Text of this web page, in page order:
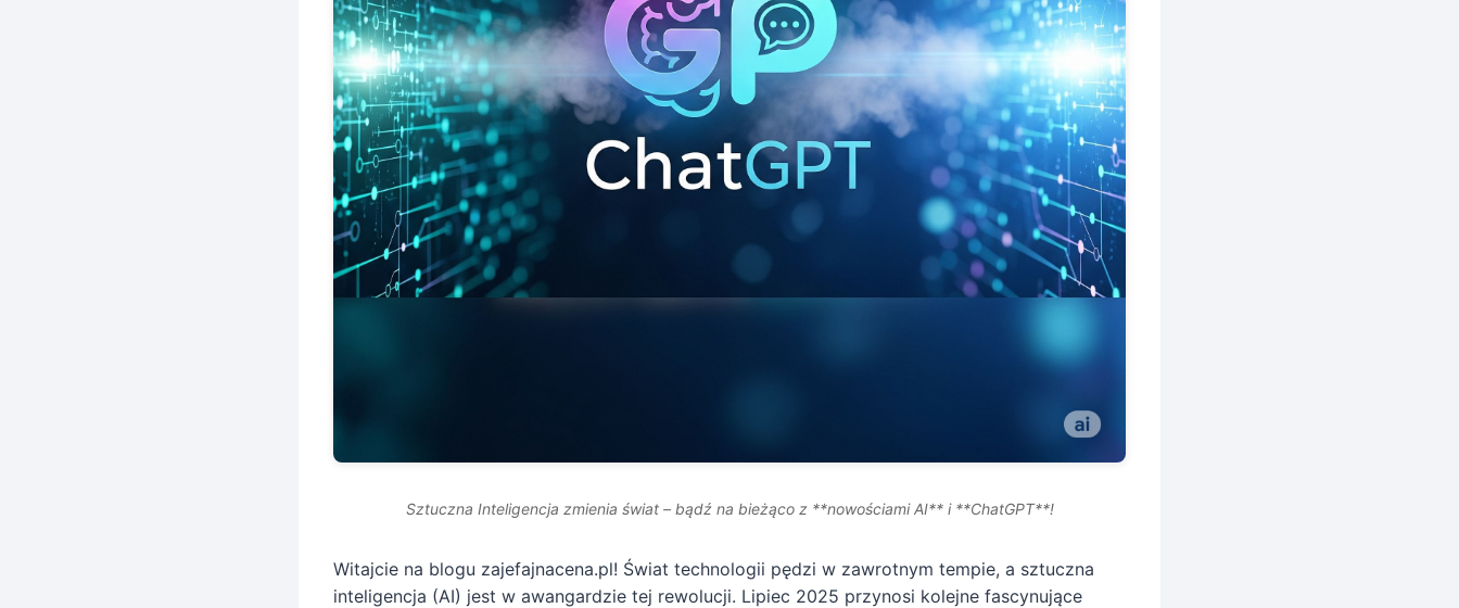
Sztuczna Inteligencja zmienia świat – bądź na bieżąco z **nowościami AI** i **ChatGPT**!
Witajcie na blogu zajefajnacena.pl! Świat technologii pędzi w zawrotnym tempie, a sztuczna
inteligencja (AI) jest w awangardzie tej rewolucji. Lipiec 2025 przynosi kolejne fascynujące